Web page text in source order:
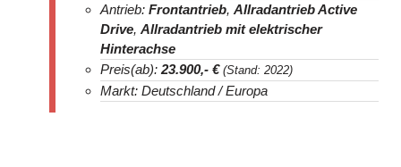
Antrieb: Frontantrieb, Allradantrieb Active
Drive, Allradantrieb mit elektrischer
Hinterachse
Preis(ab): 23.900,- € (Stand: 2022)
Markt: Deutschland / Europa